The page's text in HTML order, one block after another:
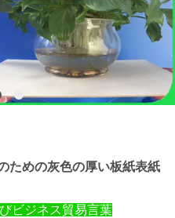
ための灰色の厚い板紙表紙
ビジネス貿易言葉